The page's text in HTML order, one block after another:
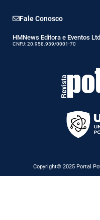
Fale Conosco
HMNews Editora e Eventos
CNPJ: 20.958.939/0001-70
Copyright© 2025 Portal